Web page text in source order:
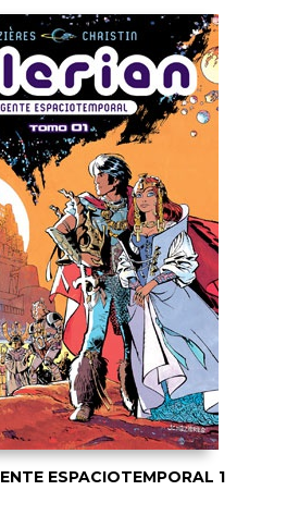
ESPACIOTEMPORAL 1